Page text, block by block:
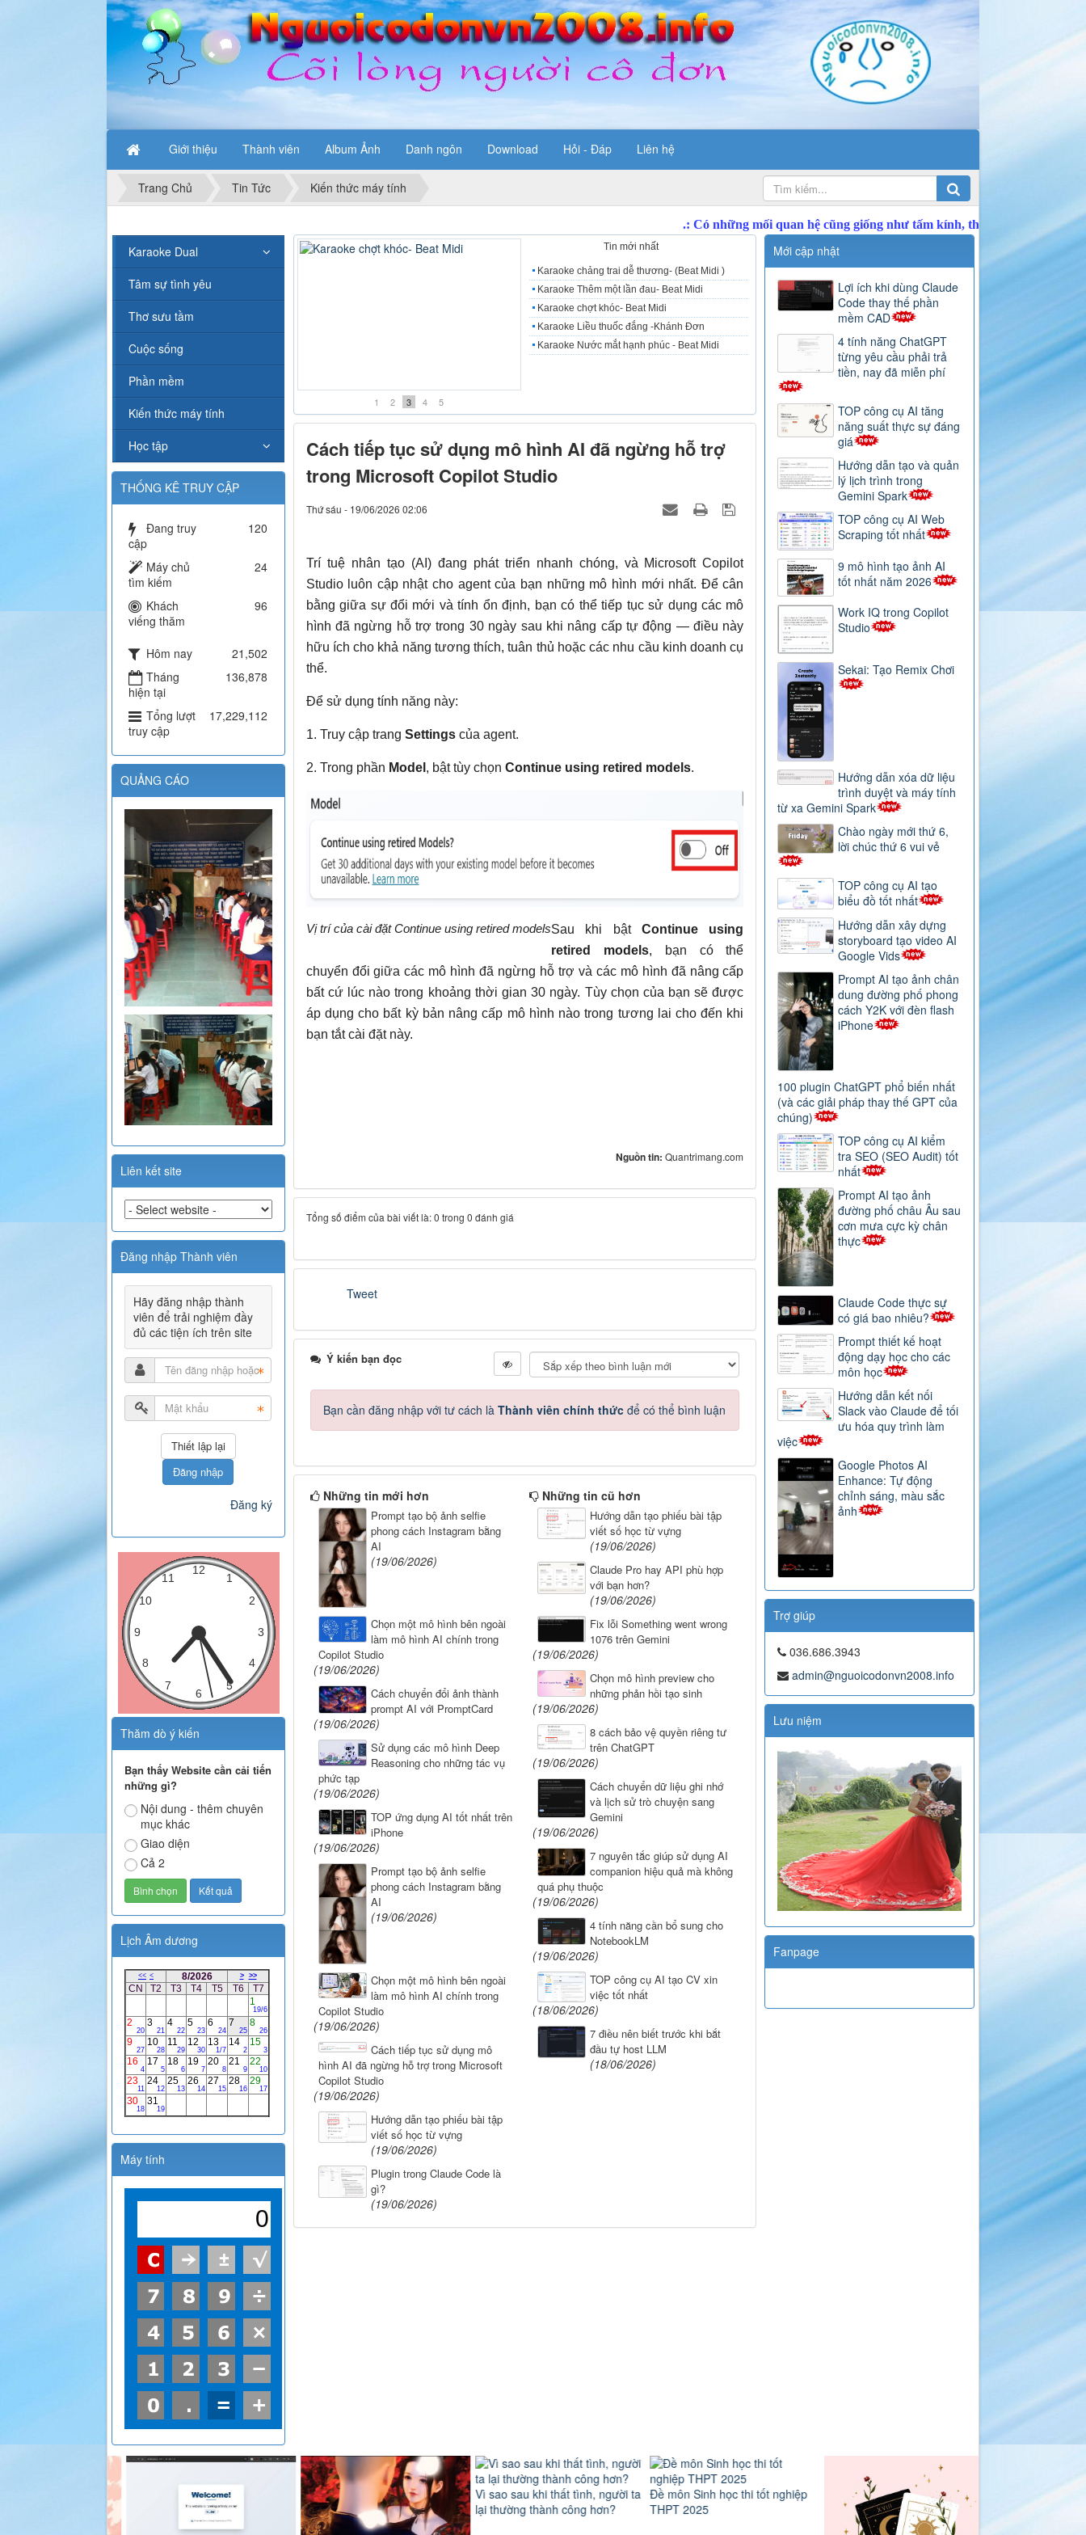
Giới thiệu Thành viên Album Ảnh Danh ngôn Download Hỏi - Đáp Liên hệ
Trang Chủ Tin Tức Kiến thức máy tính
1 2 3 4 5
Tin mới nhất
Karaoke chảng trai dễ thương- (Beat Midi )
Karaoke Thêm một lần đau- Beat Midi
Karaoke chợt khóc- Beat Midi
Karaoke Liều thuốc đắng -Khánh Đơn
Karaoke Nước mắt hạnh phúc - Beat Midi
Cách tiếp tục sử dụng mô hình AI đã ngừng hỗ trợ
trong Microsoft Copilot Studio
Thứ sáu - 19/06/2026 02:06
Trí tuệ nhân tạo (AI) đang phát triển nhanh chóng, và Microsoft Copilot
Studio luôn cập nhật cho agent của bạn những mô hình mới nhất. Để cân
bằng giữa sự đổi mới và tính ổn định, bạn có thể tiếp tục sử dụng các mô
hình đã ngừng hỗ trợ trong 30 ngày sau khi nâng cấp tự động — điều này
hữu ích cho khả năng tương thích, tuân thủ hoặc các nhu cầu kinh doanh cụ
thể.
Để sử dụng tính năng này:
1. Truy cập trang Settingscủa agent.
2. Trong phần Model , bật tùy chọn Continue using retired models.
Vị trí của cài đặt Continue using retired modelsSau khi bậtContinue using
retired models, bạn có thể
chuyển đổi giữa các mô hình đã ngừng hỗ trợ và các mô hình đã nâng cấp
bất cứ lúc nào trong khoảng thời gian 30 ngày. Tùy chọn của bạn sẽ được
áp dụng cho bất kỳ bản nâng cấp mô hình nào trong tương lai cho đến khi
bạn tắt cài đặt này.
Nguồn tin:Quantrimang.com
Tổng số điểm của bài viết là: 0 trong 0 đánh giá
Tweet
Ý kiến bạn đọc
Bạn cần đăng nhập với tư cách là Thành viên chính thứcđể có thể bình luận
Những tin mới hơn
Prompt tạo bộ ảnh selfie
phong cách Instagram bằng
AI
(19/06/2026)
Chọn một mô hình bên ngoài
làm mô hình AI chính trong
Copilot Studio
(19/06/2026)
Cách chuyển đổi ảnh thành
prompt AI với PromptCard
(19/06/2026)
Sử dụng các mô hình Deep
Reasoning cho những tác vụ
phức tạp
(19/06/2026)
TOP ứng dụng AI tốt nhất trên
iPhone
(19/06/2026)
Prompt tạo bộ ảnh selfie
phong cách Instagram bằng
AI
(19/06/2026)
Chọn một mô hình bên ngoài
làm mô hình AI chính trong
Copilot Studio
(19/06/2026)
Cách tiếp tục sử dụng mô
hình AI đã ngừng hỗ trợ trong Microsoft
Copilot Studio
(19/06/2026)
Hướng dẫn tạo phiếu bài tập
viết số học từ vựng
(19/06/2026)
Plugin trong Claude Code là
gì?
(19/06/2026)
Những tin cũ hơn
Hướng dẫn tạo phiếu bài tập
viết số học từ vựng
(19/06/2026)
Claude Pro hay API phù hợp
với bạn hơn?
(19/06/2026)
Fix lỗi Something went wrong
1076 trên Gemini
(19/06/2026)
Chọn mô hình preview cho
những phản hồi tạo sinh
(19/06/2026)
8 cách bảo vệ quyền riêng tư
trên ChatGPT
(19/06/2026)
Cách chuyển dữ liệu ghi nhớ
và lịch sử trò chuyện sang
Gemini
(19/06/2026)
7 nguyên tắc giúp sử dụng AI
companion hiệu quả mà không
quá phụ thuộc
(19/06/2026)
4 tính năng cần bổ sung cho
NotebookLM
(19/06/2026)
TOP công cụ AI tạo CV xin
việc tốt nhất
(18/06/2026)
7 điều nên biết trước khi bắt
đầu tự host LLM
(18/06/2026)
Mới cập nhật
Lợi ích khi dùng Claude
Code thay thế phần
mềm CAD
4 tính năng ChatGPT
từng yêu cầu phải trả
tiền, nay đã miễn phí
TOP công cụ AI tăng
năng suất thực sự đáng
giá
Hướng dẫn tạo và quản
lý lịch trình trong
Gemini Spark
TOP công cụ AI Web
Scraping tốt nhất
9 mô hình tạo ảnh AI
tốt nhất năm 2026
Work IQ trong Copilot
Studio
Sekai: Tạo Remix Chơi
Hướng dẫn xóa dữ liệu
trình duyệt và máy tính
từ xa Gemini Spark
Chào ngày mới thứ 6,
lời chúc thứ 6 vui vẻ
TOP công cụ AI tạo
biểu đồ tốt nhất
Hướng dẫn xây dựng
storyboard tạo video AI
Google Vids
Prompt AI tạo ảnh chân
dung đường phố phong
cách Y2K với đèn flash
iPhone
100 plugin ChatGPT phổ biến nhất
(và các giải pháp thay thế GPT của
chúng)
TOP công cụ AI kiểm
tra SEO (SEO Audit) tốt
nhất
Prompt AI tạo ảnh
đường phố châu Âu sau
cơn mưa cực kỳ chân
thực
Claude Code thực sự
có giá bao nhiêu?
Prompt thiết kế hoạt
động dạy học cho các
môn học
Hướng dẫn kết nối
Slack vào Claude để tối
ưu hóa quy trình làm
việc
Google Photos AI
Enhance: Tự động
chỉnh sáng, màu sắc
ảnh
Trợ giúp
036.686.3943
admin@nguoicodonvn2008.info
Lưu niệm
Fanpage
Karaoke Dual
Tâm sự tình yêu
Thơ sưu tầm
Cuộc sống
Phần mềm
Kiến thức máy tính
Học tập
THỐNG KÊ TRUY CẬP
Đang truy
cập
120
Máy chủ
tìm kiếm
24
Khách
viếng thăm
96
Hôm nay
21,502
Tháng
hiện tại
136,878
Tổng lượt
truy cập
17,229,112
QUẢNG CÁO
Liên kết site
Đăng nhập Thành viên
Hãy đăng nhập thành
viên để trải nghiệm đầy
đủ các tiện ích trên site
Đăng nhập
Đăng ký
Thăm dò ý kiến
Bạn thấy Website cần cải tiến
những gì?
Nội dung - thêm chuyên
mục khác
Giao diện
Cả 2
Lịch Âm dương
Máy tính
Vì sao sau khi thất tình, người ta
lại thường thành công hơn?
Đề môn Sinh học thi tốt nghiệp
THPT 2025